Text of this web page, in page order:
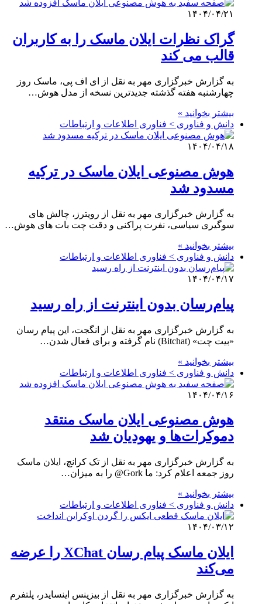
۱۴۰۴/۰۴/۲۱
گراک نظرات ایلان ماسک را به کاربران
قالب می کند
به گزارش خبرگزاری مهر به نقل از ای اف پی، ماسک روز
چهارشنبه هفته گذشته جدیدترین نسخه از مدل هوش…
بیشتر بخوانید »
دانش و فناوری > فناوری اطلاعات و ارتباطات
۱۴۰۴/۰۴/۱۸
هوش مصنوعی ایلان ماسک در ترکیه
مسدود شد
به گزارش خبرگزاری مهر به نقل از رویترز، چالش های
سوگیری سیاسی، نفرت پراکنی و دقت چت بات های هوش…
بیشتر بخوانید »
دانش و فناوری > فناوری اطلاعات و ارتباطات
۱۴۰۴/۰۴/۱۷
پیام‌رسان بدون اینترنت از راه رسید
به گزارش خبرگزاری مهر به نقل از انگجت، این پیام رسان
«بیت چت» (Bitchat) نام گرفته و برای فعال شدن…
بیشتر بخوانید »
دانش و فناوری > فناوری اطلاعات و ارتباطات
۱۴۰۴/۰۴/۱۶
هوش مصنوعی ایلان ماسک منتقد
دموکرات‌ها و یهودیان شد
به گزارش خبرگزاری مهر به نقل از تک کرانچ، ایلان ماسک
روز جمعه اعلام کرد: ما Gork@ را به میزان…
بیشتر بخوانید »
دانش و فناوری > فناوری اطلاعات و ارتباطات
۱۴۰۴/۰۳/۱۲
ایلان ماسک پیام رسان XChat را عرضه
می‌کند
به گزارش خبرگزاری مهر به نقل از بیزینس اینسایدر، پلتفرم